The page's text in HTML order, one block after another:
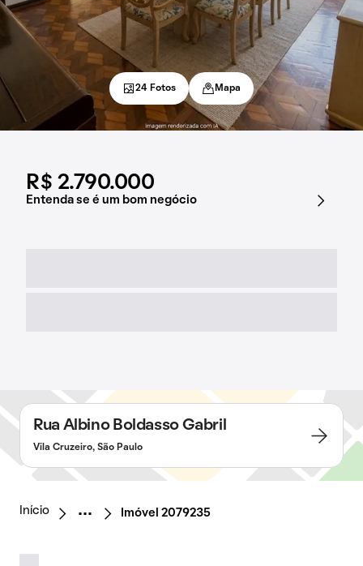
R$ 2.790.000
Entenda se é um bom negócio
24 Fotos Mapa
Rua Albino Boldasso Gabril
Vila Cruzeiro, São Paulo
Início Imóvel 2079235